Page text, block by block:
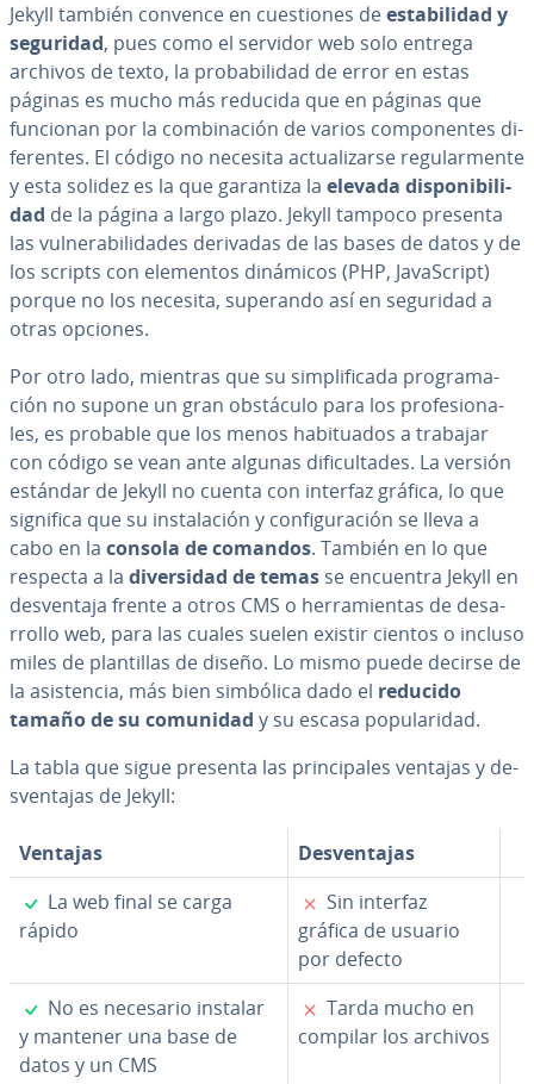
Jekyll también convence en cue­s­tio­nes dees­ta­bi­li­dad y
seguridad, pues como el servidor web solo entrega
archivos de texto, la pro­ba­bi­li­dad de error en estas
páginas es mucho más reducida que en páginas que
funcionan por la co­m­bi­na­ción de varios co­m­po­ne­n­tes di­
fe­re­n­tes. El código no necesita ac­tua­li­zar­se re­gu­la­r­me­n­te
y esta solidez es la que garantiza la elevada di­s­po­ni­bi­li­
dad de la página a largo plazo. Jekyll tampoco presenta
las vu­l­ne­ra­bi­li­da­des derivadas de las bases de datos y de
los scripts con elementos dinámicos (PHP, Ja­va­S­cri­pt)
porque no los necesita, superando así en seguridad a
otras opciones.
Por otro lado, mientras que su si­m­pli­fi­ca­da pro­gra­ma­
ción no supone un gran obstáculo para los pro­fe­sio­na­
les, es probable que los menos ha­bi­tua­dos a trabajar
con código se vean ante algunas di­fi­cu­l­ta­des. La versión
estándar de Jekyll no cuenta con interfaz gráfica, lo que
significa que su in­s­ta­la­ción y co­n­fi­gu­ra­ción se lleva a
cabo en la consola de comandos. También en lo que
respecta a la di­ve­r­si­dad de temas se encuentra Jekyll en
de­s­ve­n­ta­ja frente a otros CMS o he­rra­mie­n­tas de de­sa­
rro­llo web, para las cuales suelen existir cientos o incluso
miles de pla­n­ti­llas de diseño. Lo mismo puede decirse de
la asi­s­te­n­cia, más bien simbólica dado el reducido
tamaño de su comunidad y su escasa po­pu­la­ri­dad.
La tabla que sigue presenta las pri­n­ci­pa­les ventajas y de­
s­ve­n­ta­jas de Jekyll:
Ventajas
De­s­ve­n­ta­jas
✓
La web final se carga
rápido
✗
Sin interfaz
gráfica de usuario
por defecto
✓
No es necesario instalar
y mantener una base de
datos y un CMS
✗
Tarda mucho en
compilar los archivos